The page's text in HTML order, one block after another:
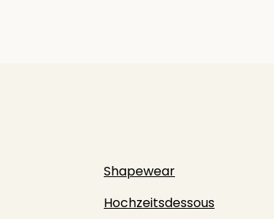
Shapewear
Hochzeitsdessous